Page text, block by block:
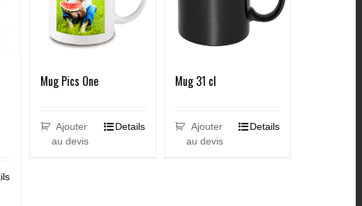
Mug Pics One
Ajouter
au devis
Details
Mug 31 cl
Ajouter
au devis
Details